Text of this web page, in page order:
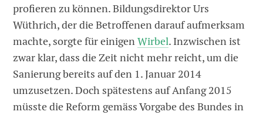
profieren zu können. Bildungsdirektor Urs
Wüthrich, der die Betroffenen darauf aufmerksam
machte, sorgte für einigenWirbel. Inzwischen ist
zwar klar, dass die Zeit nicht mehr reicht, um die
Sanierung bereits auf den 1. Januar 2014
umzusetzen. Doch spätestens auf Anfang 2015
müsste die Reform gemäss Vorgabe des Bundes in